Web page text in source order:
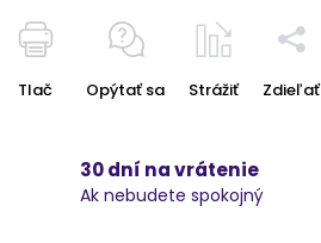
Tlač Opýtať sa Strážiť Zdieľať
30 dní na vrátenie
Ak nebudete spokojný